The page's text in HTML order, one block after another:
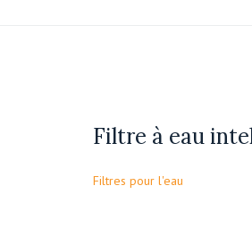
Filtre à eau
Filtres pour l'eau